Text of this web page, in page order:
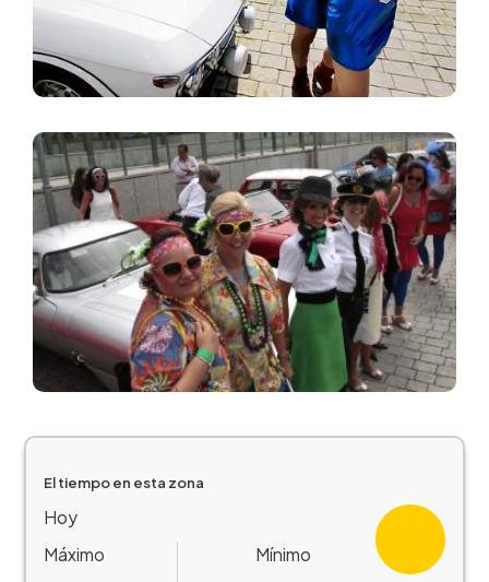
Imagen
El tiempo en esta zona
Hoy
Máximo
Mínimo